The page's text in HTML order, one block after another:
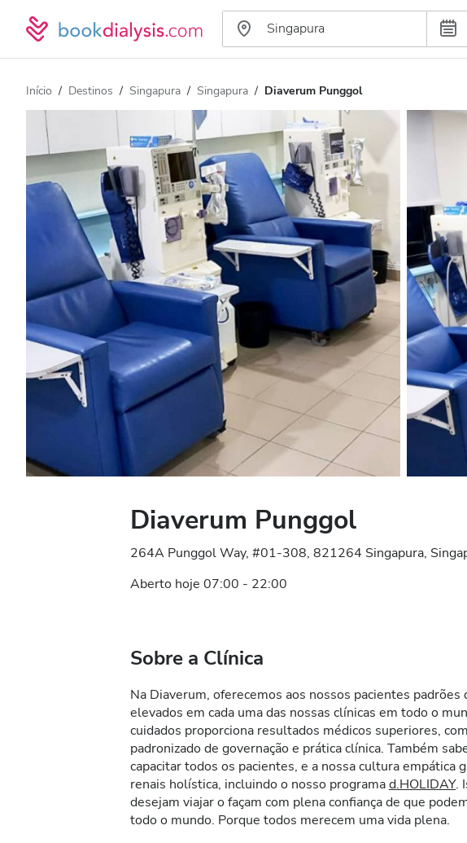
Início Destinos Singapura Singapura Diaverum Punggol
Diaverum Punggol
264A Punggol Way, #01-308, 821264 Singapura,
Aberto hoje 07:00 - 22:00
Sobre a Clínica
Na Diaverum, oferecemos aos nossos pacientes
elevados em cada uma das nossas clínicas em todo o
cuidados proporciona resultados médicos superiores,
padronizado de governação e prática clínica. Também
capacitar todos os pacientes, e a nossa cultura empática
renais holística, incluindo o nosso programad.HOLIDAY.
desejam viajar o façam com plena confiança de que
todo o mundo. Porque todos merecem uma vida plena.